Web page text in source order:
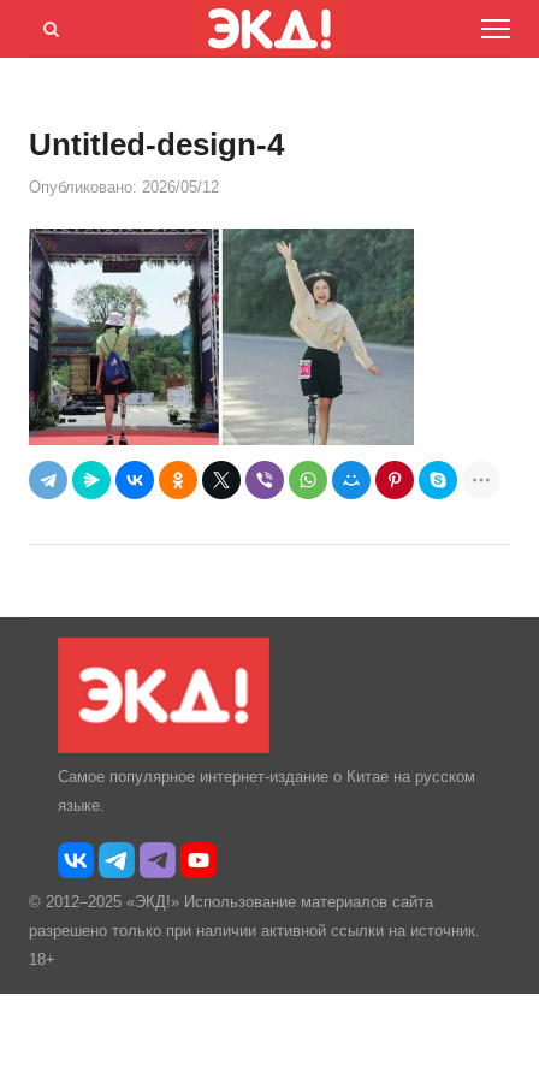
Menu
Открыть
Untitled-design-4
Опубликовано: 2026/05/12
Самое популярное интернет-издание о Китае на русском
языке.
© 2012–2025 «ЭКД!» Использование материалов сайта
разрешено только при наличии активной ссылки на источник.
18+